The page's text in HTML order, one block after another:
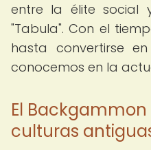
entre la élite social
"Tabula". Con el
hasta convertirse
conocemos en la
El
culturas